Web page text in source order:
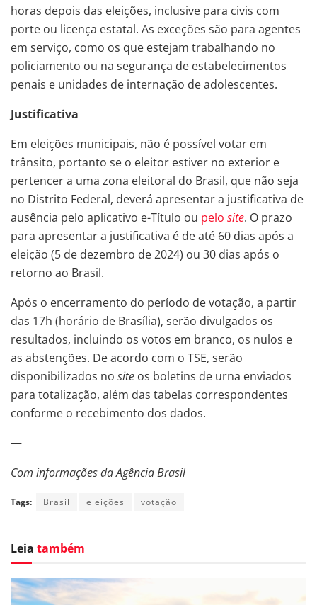
horas depois das eleições, inclusive para civis com
porte ou licença estatal. As exceções são para agentes
em serviço, como os que estejam trabalhando no
policiamento ou na segurança de estabelecimentos
penais e unidades de internação de adolescentes.
Justificativa
Em eleições municipais, não é possível votar em
trânsito, portanto se o eleitor estiver no exterior e
pertencer a uma zona eleitoral do Brasil, que não seja
no Distrito Federal, deverá apresentar a justificativa de
ausência pelo aplicativo e-Título ou pelo site. O prazo
para apresentar a justificativa é de até 60 dias após a
eleição (5 de dezembro de 2024) ou 30 dias após o
retorno ao Brasil.
Após o encerramento do período de votação, a partir
das 17h (horário de Brasília), serão divulgados os
resultados, incluindo os votos em branco, os nulos e
as abstenções. De acordo com o TSE, serão
disponibilizados no site os boletins de urna enviados
para totalização, além das tabelas correspondentes
conforme o recebimento dos dados.
—
Com informações da Agência Brasil
Tags: Brasil eleições votação
Leia também